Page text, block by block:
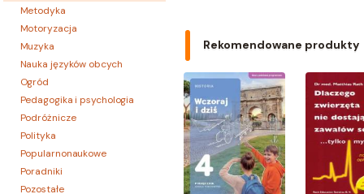
Metodyka
Motoryzacja
Muzyka
Nauka języków obcych
Ogród
Pedagogika i psychologia
Podróżnicze
Polityka
Popularnonaukowe
Poradniki
Pozostałe
Rekomendowane produkty